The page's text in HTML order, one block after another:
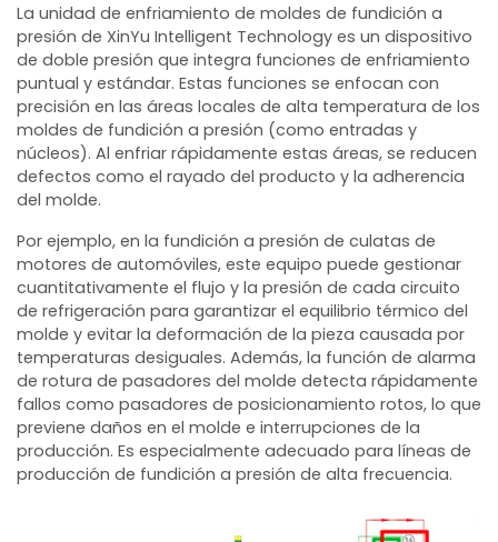
La unidad de enfriamiento de moldes de fundición a
presión de XinYu Intelligent Technology es un dispositivo
de doble presión que integra funciones de enfriamiento
puntual y estándar. Estas funciones se enfocan con
precisión en las áreas locales de alta temperatura de los
moldes de fundición a presión (como entradas y
núcleos). Al enfriar rápidamente estas áreas, se reducen
defectos como el rayado del producto y la adherencia
del molde.
Por ejemplo, en la fundición a presión de culatas de
motores de automóviles, este equipo puede gestionar
cuantitativamente el flujo y la presión de cada circuito
de refrigeración para garantizar el equilibrio térmico del
molde y evitar la deformación de la pieza causada por
temperaturas desiguales. Además, la función de alarma
de rotura de pasadores del molde detecta rápidamente
fallos como pasadores de posicionamiento rotos, lo que
previene daños en el molde e interrupciones de la
producción. Es especialmente adecuado para líneas de
producción de fundición a presión de alta frecuencia.